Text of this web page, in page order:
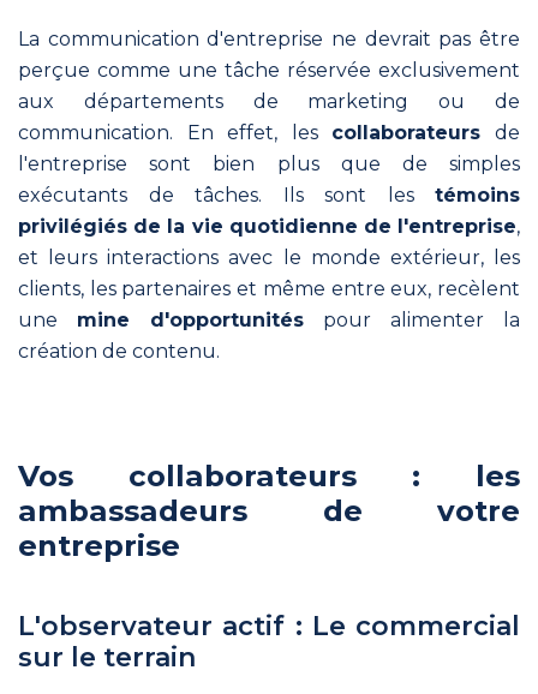
sa
communication pour
gagner
en
impact
sans
y
passer
ses
soirées.
Dirigeant
Un
communication en phase
avec
ses
valeurs
toute
son
La communication d'entreprise ne devrait pas être
perçue comme une tâche réservée exclusivement
aux départements de marketing ou de
communication. En effet, les collaborateurs de
l'entreprise sont bien plus que de simples
exécutants de tâches. Ils sont les témoins
privilégiés de la vie quotidienne de l'entreprise,
et leurs interactions avec le monde extérieur, les
clients, les partenaires et même entre eux, recèlent
une mine d'opportunités pour alimenter la
création de contenu.
Vos collaborateurs : les
ambassadeurs de votre
entreprise
L'observateur actif : Le commercial
sur le terrain